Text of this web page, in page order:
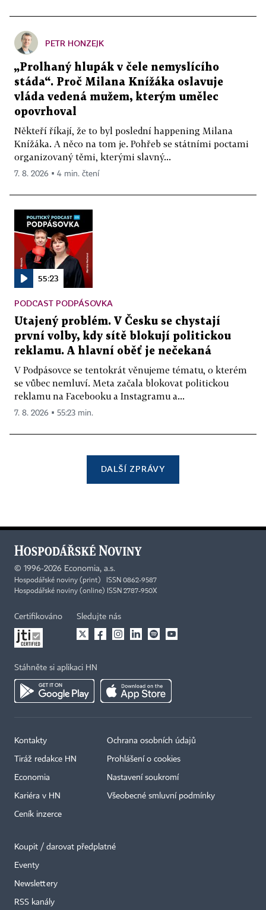
PETR HONZEJK
„Prolhaný hlupák v čele nemyslícího
stáda“. Proč Milana Knížáka oslavuje
vláda vedená mužem, kterým umělec
opovrhoval
Někteří říkají, že to byl poslední happening Milana
Knížáka. A něco na tom je. Pohřeb se státními poctami
organizovaný těmi, kterými slavný...
7. 8. 2026 ▪ 4 min. čtení
55:23
PODCAST PODPÁSOVKA
Utajený problém. V Česku se chystají
první volby, kdy sítě blokují politickou
reklamu. A hlavní oběť je nečekaná
V Podpásovce se tentokrát věnujeme tématu, o kterém
se vůbec nemluví. Meta začala blokovat politickou
reklamu na Facebooku a Instagramu a...
7. 8. 2026 ▪ 55:23 min.
DALŠÍ ZPRÁVY
© 1996-2026 Economia, a.s.
Hospodářské noviny (print) ISSN 0862-9587
Hospodářské noviny (online) ISSN 2787-950X
Certifikováno Sledujte nás
Stáhněte si aplikaci HN
Kontakty
Tiráž redakce HN
Economia
Kariéra v HN
Ceník inzerce
Ochrana osobních údajů
Prohlášení o cookies
Nastavení soukromí
Všeobecné smluvní podmínky
Koupit / darovat předplatné
Eventy
Newslettery
RSS kanály